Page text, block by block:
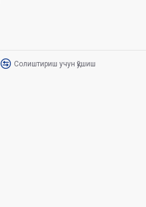
Солиштириш учун қўшиш